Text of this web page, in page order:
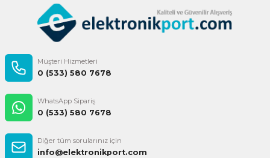
Müşteri Hizmetleri
0 (533) 580 7678
WhatsApp Sipariş
0 (533) 580 7678
Diğer tüm sorularınız için
info@elektronikport.com